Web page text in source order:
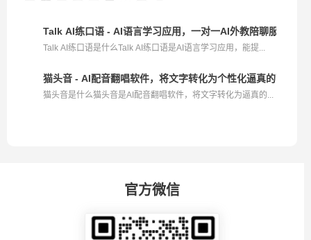
Talk AI练口语 - AI语言学习应用，一对一AI外教陪聊服务
Talk AI练口语是什么Talk AI练口语是AI语言学习应用，能提...
猫头音 - AI配音翻唱软件，将文字转化为个性化逼真的配音效
猫头音是什么猫头音是AI配音翻唱软件，将文字转化为逼真的...
官方微信